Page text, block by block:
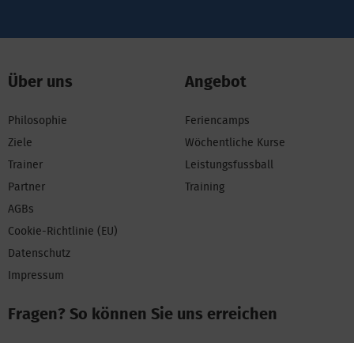
Über uns
Philosophie
Ziele
Trainer
Partner
AGBs
Cookie-Richtlinie (EU)
Datenschutz
Impressum
Angebot
Feriencamps
Wöchentliche Kurse
Leistungsfussball
Training
Fragen? So können Sie uns erreichen